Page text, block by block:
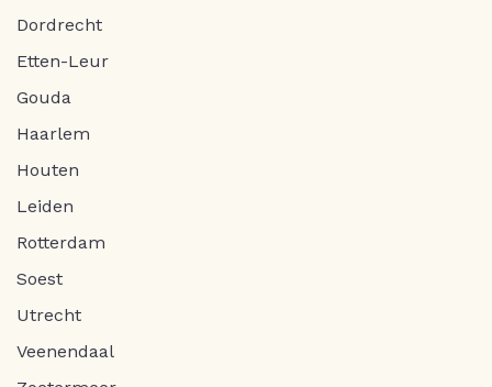
Dordrecht
Etten-Leur
Gouda
Haarlem
Houten
Leiden
Rotterdam
Soest
Utrecht
Veenendaal